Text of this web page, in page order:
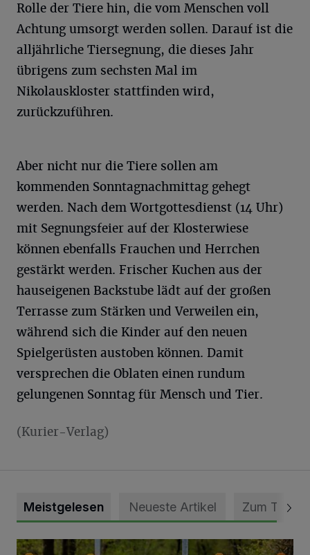
Rolle der Tiere hin, die vom Menschen voll
Achtung umsorgt werden sollen. Darauf ist die
alljährliche Tiersegnung, die dieses Jahr
übrigens zum sechsten Mal im
Nikolauskloster stattfinden wird,
zurückzuführen.
Aber nicht nur die Tiere sollen am
kommenden Sonntagnachmittag gehegt
werden. Nach dem Wortgottesdienst (14 Uhr)
mit Segnungsfeier auf der Klosterwiese
können ebenfalls Frauchen und Herrchen
gestärkt werden. Frischer Kuchen aus der
hauseigenen Backstube lädt auf der großen
Terrasse zum Stärken und Verweilen ein,
während sich die Kinder auf den neuen
Spielgerüsten austoben können. Damit
versprechen die Oblaten einen rundum
gelungenen Sonntag für Mensch und Tier.
(Kurier-Verlag)
Meistgelesen Neueste Artikel Zum Thema
Vollsperrung der Talstraße in Grevenbroich-Kapellen